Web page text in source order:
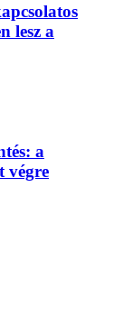
lesz a
a
végre